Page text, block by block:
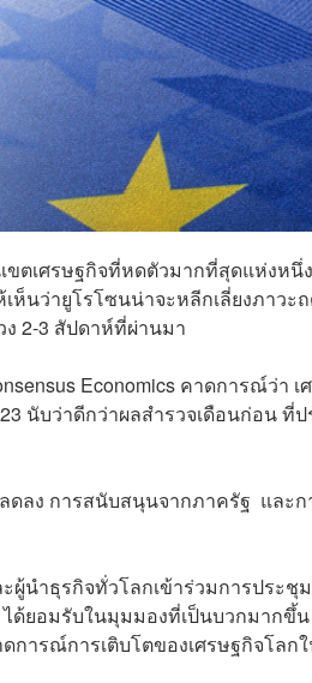
ขตเศรษฐกิจที่หดตัวมากที่สุดแห่งหนึ่
ห็นว่ายูโรโซนน่าจะหลีกเลี่ยงภาว
2-3 สัปดาห์ที่ผ่านมา
Economics คาดการณ์ว่า
นับว่าดีกว่าผลสำรวจเดือนก่อน ที่
ง การสนับสนุนจากภาครัฐ และกา
นำธุรกิจทั่วโลกเข้าร่วมการประชุม
ด้ยอมรับในมุมมองที่เป็นบวกมากขึ้
ารณ์การเติบโตของเศรษฐกิจโลกใ